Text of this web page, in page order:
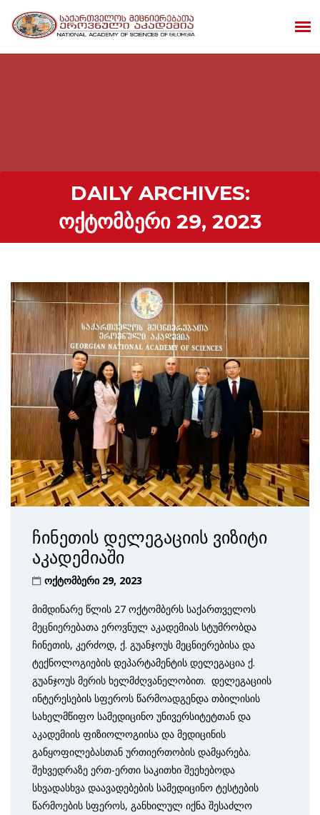
DAILY ARCHIVES:
ᲝᲥᲢᲝᲛᲑᲔᲠᲘ 29, 2023
ჩინეთის დელეგაციის ვიზიტი
აკადემიაში
ოქტომბერი 29, 2023
მიმდინარე წლის 27 ოქტომბერს საქართველოს
მეცნიერებათა ეროვნულ აკადემიას სტუმრობდა
ჩინეთის, კერძოდ, ქ. გუანჯოუს მეცნიერებისა და
ტექნოლოგიების დეპარტამენტის დელეგაცია ქ.
გუანჯოუს მერის ხელმძღვანელობით. დელეგაციის
ინტერესების სფეროს წარმოადგენდა თბილისის
სახელმწიფო სამედიცინო უნივერსიტეტთან და
აკადემიის ფიზიოლოგიისა და მედიცინის
განყოფილებასთან ურთიერთობის დამყარება.
შეხვედრაზე ერთ-ერთი საკითხი შეეხებოდა
სხვადასხვა დაავადებების სამედიცინო ტესტების
წარმოების სფეროს, განხილულ იქნა შესაძლო